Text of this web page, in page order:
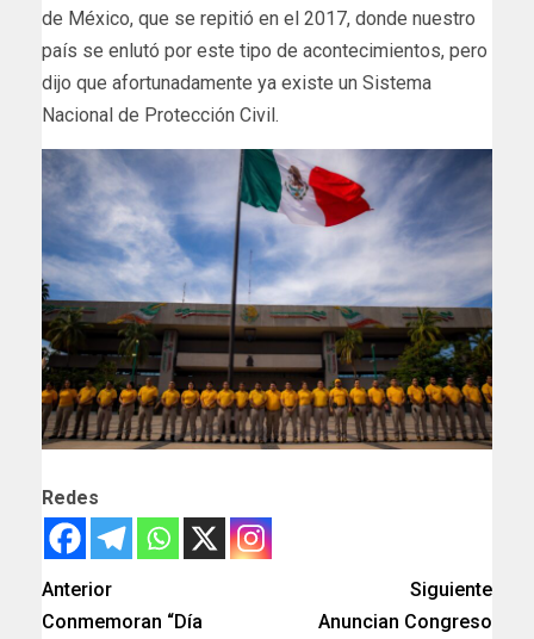
de México, que se repitió en el 2017, donde nuestro
país se enlutó por este tipo de acontecimientos, pero
dijo que afortunadamente ya existe un Sistema
Nacional de Protección Civil.
Redes
Anterior
Conmemoran “Día
Siguiente
Anuncian Congreso